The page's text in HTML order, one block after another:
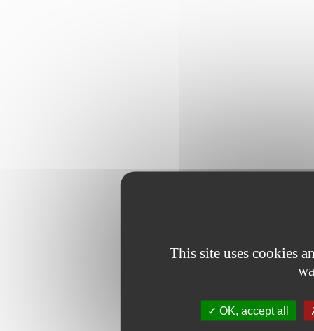
This site uses cookies
OK, accept all